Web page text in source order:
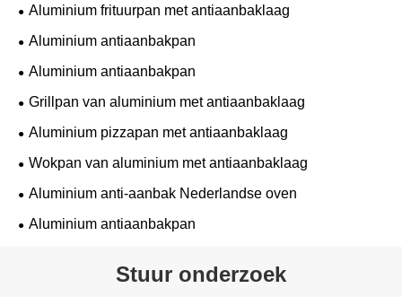
Aluminium frituurpan met antiaanbaklaag
Aluminium antiaanbakpan
Aluminium antiaanbakpan
Grillpan van aluminium met antiaanbaklaag
Aluminium pizzapan met antiaanbaklaag
Wokpan van aluminium met antiaanbaklaag
Aluminium anti-aanbak Nederlandse oven
Aluminium antiaanbakpan
Stuur onderzoek